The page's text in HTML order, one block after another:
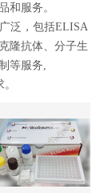
和服务。
泛，包括ELISA
隆抗体、分子生
等服务,